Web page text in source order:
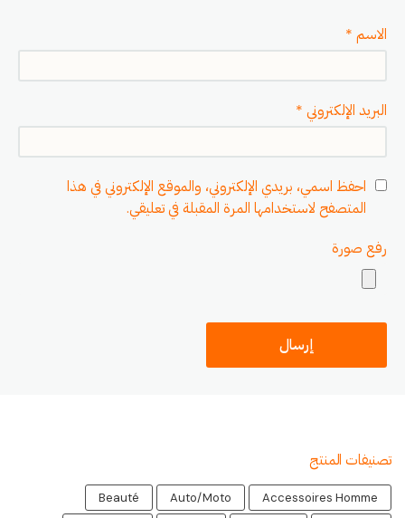
الاسم *
البريد الإلكتروني *
احفظ اسمي، بريدي الإلكتروني، والموقع الإلكتروني في هذا
المتصفح لاستخدامها المرة المقبلة في تعليقي.
رفع صورة
تصنيفات المنتج
Accessoires Homme
Auto/Moto
Beauté